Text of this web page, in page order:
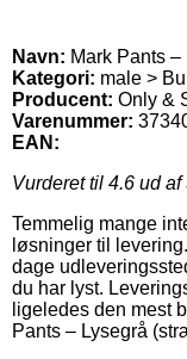
Navn: Mark Pants
Kategori: male >
Producent: Only &
Varenummer:
EAN:
Vurderet til 4.6 ud af
Temmelig mange
løsninger til
dage
du har lyst.
ligeledes den mest
Pants – Lysegrå